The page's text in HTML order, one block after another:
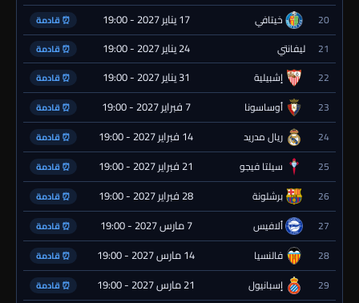
20 خيتافي 17 يناير 2027 - 19:00 ⏰ قادمة
21 ليفانتي 24 يناير 2027 - 19:00 ⏰ قادمة
22 إشبيلية 31 يناير 2027 - 19:00 ⏰ قادمة
23 أوساسونا 7 فبراير 2027 - 19:00 ⏰ قادمة
24 ريال مدريد 14 فبراير 2027 - 19:00 ⏰ قادمة
25 سيلتا فيجو 21 فبراير 2027 - 19:00 ⏰ قادمة
26 برشلونة 28 فبراير 2027 - 19:00 ⏰ قادمة
27 ألافيس 7 مارس 2027 - 19:00 ⏰ قادمة
28 فالنسيا 14 مارس 2027 - 19:00 ⏰ قادمة
29 إسبانيول 21 مارس 2027 - 19:00 ⏰ قادمة